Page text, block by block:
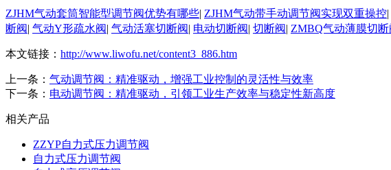
ZJHM气动套筒智能型调节阀优势有哪些| ZJHM气动带手动调节阀实现双重操控|
断阀| 气动Y形疏水阀| 气动活塞切断阀| 电动切断阀| 切断阀| ZMBQ气动薄膜切断
本文链接： http://www.liwofu.net/content3_886.htm
上一条： 气动调节阀：精准驱动，增强工业控制的灵活性与效率
下一条： 电动调节阀：精准驱动，引领工业生产效率与稳定性新高度
相关产品
ZZYP自力式压力调节阀
自力式压力调节阀